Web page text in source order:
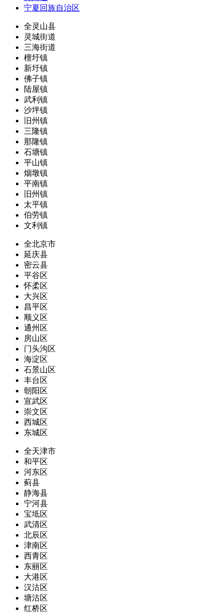
宁夏回族自治区
全灵山县
灵城街道
三海街道
檀圩镇
新圩镇
佛子镇
陆屋镇
武利镇
沙坪镇
旧州镇
三隆镇
那隆镇
石塘镇
平山镇
烟墩镇
平南镇
旧州镇
太平镇
伯劳镇
文利镇
全北京市
延庆县
密云县
平谷区
怀柔区
大兴区
昌平区
顺义区
通州区
房山区
门头沟区
海淀区
石景山区
丰台区
朝阳区
宣武区
崇文区
西城区
东城区
全天津市
和平区
河东区
蓟县
静海县
宁河县
宝坻区
武清区
北辰区
津南区
西青区
东丽区
大港区
汉沽区
塘沽区
红桥区